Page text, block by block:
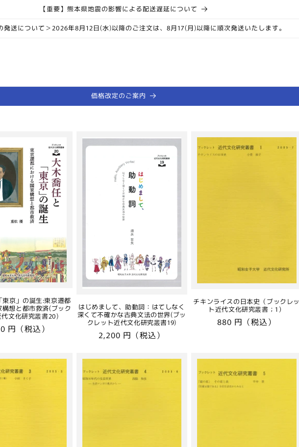
【重要】熊本県地震の影響による配送遅延について
発送について＞2026年8月12日(水)以降のご注文は、8月17(月)以降に順次発送いたします。
価格改定のご案内
東京」の誕生:東京遷都
想と都市救済(ブック
代文化研究叢書20)
円（税込）
はじめまして、助動詞：はてしなく
深くて不確かな古典文法の世界(ブッ
クレット近代文化研究叢書19)
通
価
格
2,200 円（税込）
チキンライスの日本史（ブックレッ
ト近代文化研究叢書；1）
通
格
880 円（税込）